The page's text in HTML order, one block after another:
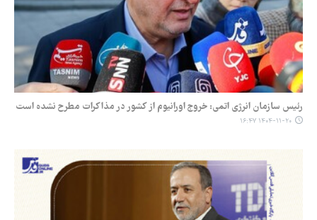
رئیس سازمان انرژی اتمی: خروج اورانیوم از کشور در مذاکرات مطرح نشده است
۱۴۰۴-۱۱-۲۰ ۱۶:۴۷